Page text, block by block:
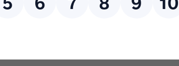
про себе?